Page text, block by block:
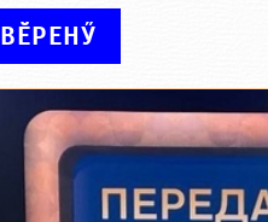
ВӖРЕНӲ